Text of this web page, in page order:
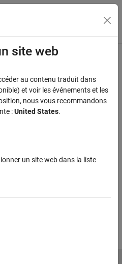
l'affichage du menu
was this information?
site web
au contenu traduit dans
et voir les événements et les
nous vous recommandons
:United States.
un site web dans la liste